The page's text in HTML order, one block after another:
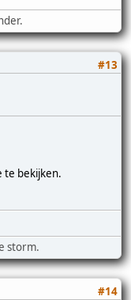
#13
te bekijken.
storm.
#14